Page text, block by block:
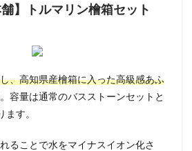
】トルマリン檜箱セット
、高知県産檜箱に入った高級感あふ
容量は通常のバスストーンセットと
す。
ることで水をマイナスイオン化さ